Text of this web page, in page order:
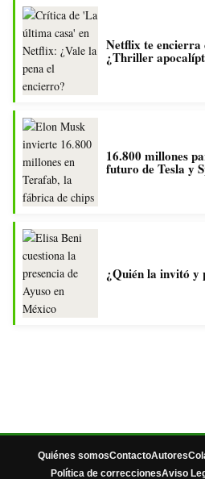
Netflix te encierra
¿Thriller
16.800 millones
futuro de Tesla y
¿Quién la invitó y
Quiénes somosContactoAutores
Política de correccionesAviso